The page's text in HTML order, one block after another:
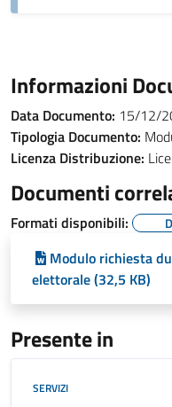
Informazioni
Data Documento: 15/12/
Tipologia Documento:
Licenza Distribuzione:
Documenti
Formati disponibili:
Modulo richiesta
elettorale (32,5 KB)
Presente in
SERVIZI